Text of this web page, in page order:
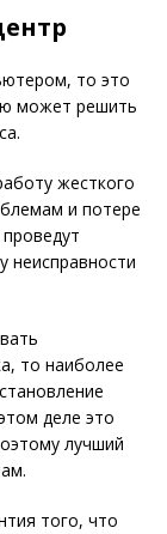
то это
может решить
жесткого
и потере
неисправности
то наиболее
деле это
лучший
того, что